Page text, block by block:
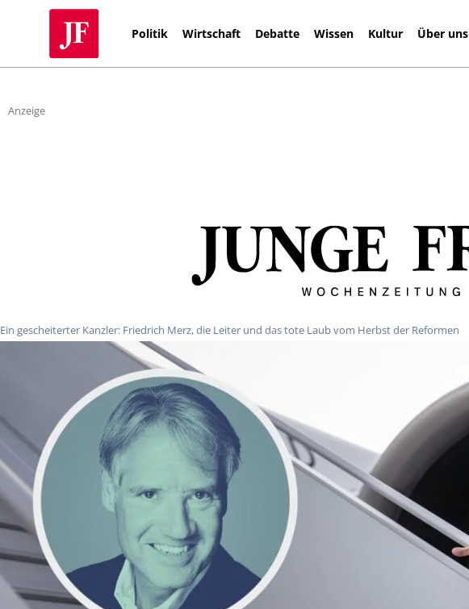
Politik Wirtschaft Debatte Wissen Kultur Über uns
Anzeige
Ein gescheiterter Kanzler: Friedrich Merz, die Leiter und das tote Laub vom Herbst der Reformen